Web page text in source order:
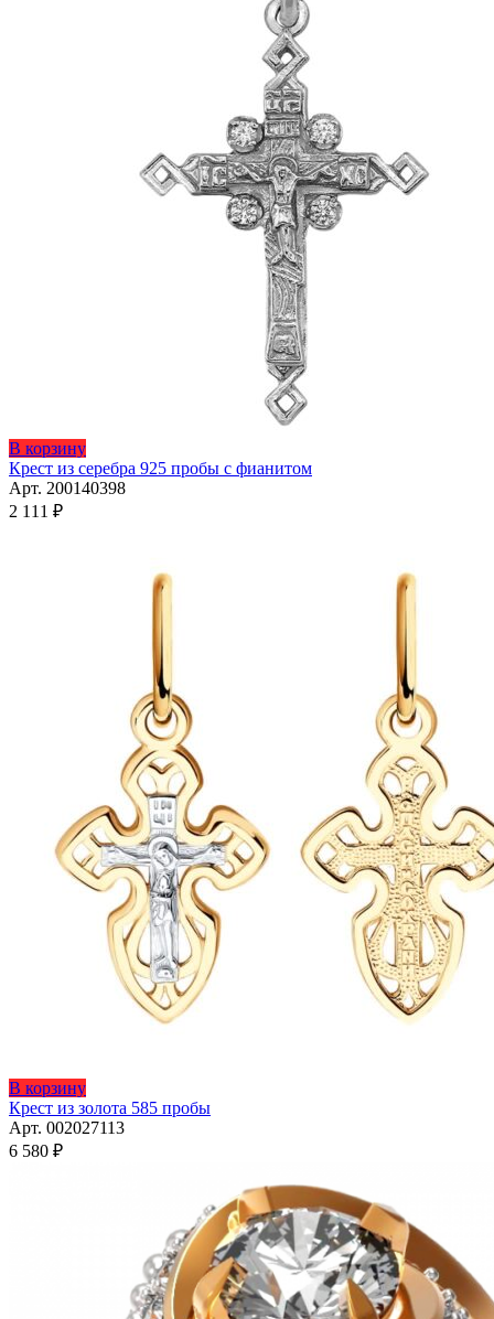
В корзинуЭтот
товар
имеет
Крест из серебра 925 пробы с фианитом
Арт. 200140398
2 111 ₽
В корзину
Крест из золота 585 пробы
Арт. 002027113
6 580 ₽